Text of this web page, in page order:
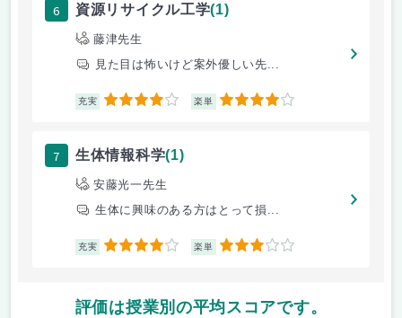
6 資源リサイクル工学(1)
藤津先生
見た目は怖いけど案外優しい先...
充実 4 楽単 4
7 生体情報科学(1)
安藤光一先生
生体に興味のある方はとって損...
充実 4 楽単 3
評価は授業別の平均スコアです。